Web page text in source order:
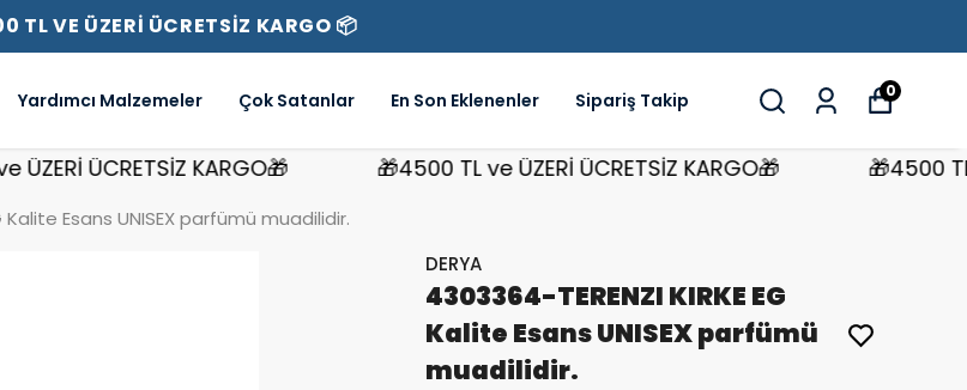
TL VE ÜZERİ ÜCRETSİZ KARGO 📦
Yardımcı Malzemeler Çok Satanlar En Son Eklenenler Sipariş Takip 0
ÜCRETSİZ KARGO🎁 🎁4500 TL ve ÜZERİ ÜCRETSİZ KARGO🎁 🎁4500 TL ve
Kalite Esans UNISEX parfümü muadilidir.
DERYA
4303364-TERENZI KIRKE EG
Kalite Esans UNISEX parfümü
muadilidir.